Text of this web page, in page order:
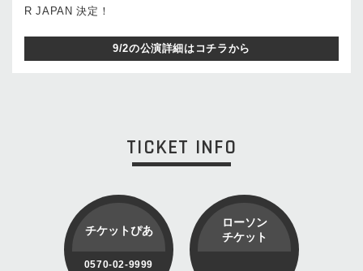
R JAPAN 決定！
9/2の公演詳細はコチラから
TICKET INFO
チケットぴあ
0570-02-9999
ローソン
チケット